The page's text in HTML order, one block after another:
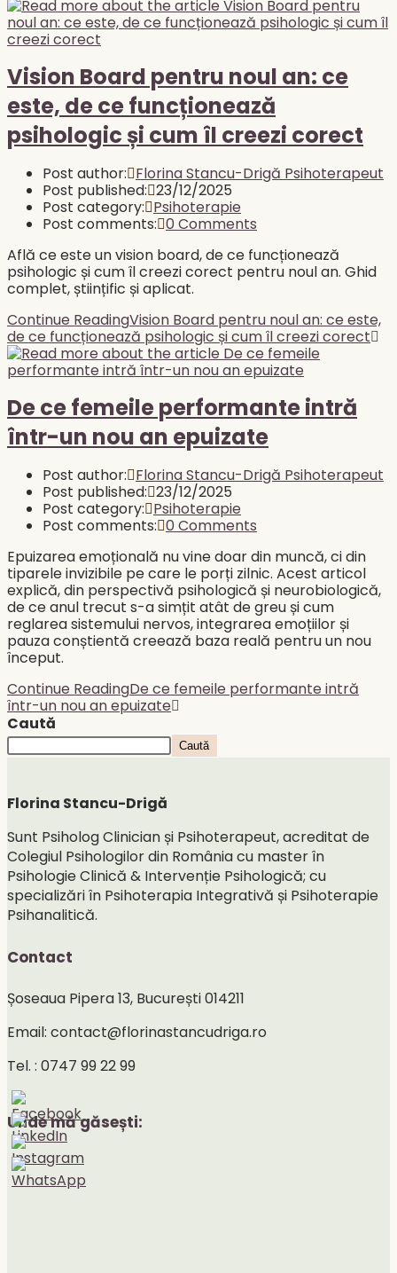
Vision Board pentru noul an: ce
este, de ce funcționează
psihologic și cum îl creezi corect
Post author: Florina Stancu-Drigă Psihoterapeut
Post published: 23/12/2025
Post category: Psihoterapie
Post comments: 0 Comments
Află ce este un vision board, de ce funcționează
psihologic și cum îl creezi corect pentru noul an. Ghid
complet, științific și aplicat.
Continue ReadingVision Board pentru noul an: ce este,
de ce funcționează psihologic și cum îl creezi corect
De ce femeile performante intră
într-un nou an epuizate
Post author: Florina Stancu-Drigă Psihoterapeut
Post published: 23/12/2025
Post category: Psihoterapie
Post comments: 0 Comments
Epuizarea emoțională nu vine doar din muncă, ci din
tiparele invizibile pe care le porți zilnic. Acest articol
explică, din perspectivă psihologică și neurobiologică,
de ce anul trecut s-a simțit atât de greu și cum
reglarea sistemului nervos, integrarea emoțiilor și
pauza conștientă creează baza reală pentru un nou
început.
Continue ReadingDe ce femeile performante intră
într-un nou an epuizate
Caută
Caută
Florina Stancu-Drigă
Sunt Psiholog Clinician și Psihoterapeut, acreditat de
Colegiul Psihologilor din România cu master în
Psihologie Clinică & Intervenție Psihologică; cu
specializări în Psihoterapia Integrativă și Psihoterapie
Psihanalitică.
Contact
Șoseaua Pipera 13, București 014211
Email: contact@florinastancudriga.ro
Tel. : 0747 99 22 99
Unde mă găsești: